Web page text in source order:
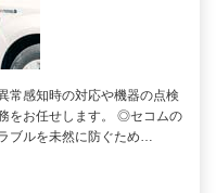
常感知時の対応や機器の点検
をお任せします。 ◎セコムの
ブルを未然に防ぐため…